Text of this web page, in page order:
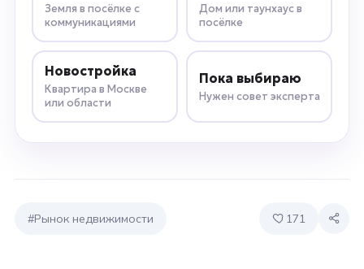
Земля в посёлке с
коммуникациями
Дом или таунхаус в
посёлке
Новостройка
Квартира в Москве
или области
Пока выбираю
Нужен совет эксперта
#Рынок недвижимости 171